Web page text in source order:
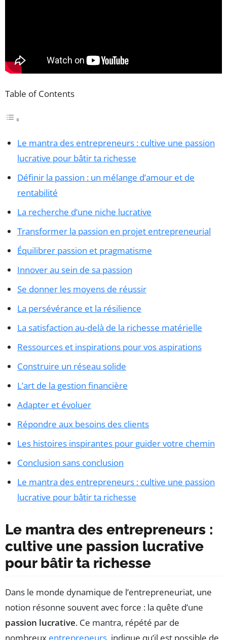
Table of Contents
Le mantra des entrepreneurs : cultive une passion
lucrative pour bâtir ta richesse
Définir la passion : un mélange d’amour et de
rentabilité
La recherche d’une niche lucrative
Transformer la passion en projet entrepreneurial
Équilibrer passion et pragmatisme
Innover au sein de sa passion
Se donner les moyens de réussir
La persévérance et la résilience
La satisfaction au-delà de la richesse matérielle
Ressources et inspirations pour vos aspirations
Construire un réseau solide
L’art de la gestion financière
Adapter et évoluer
Répondre aux besoins des clients
Les histoires inspirantes pour guider votre chemin
Conclusion sans conclusion
Le mantra des entrepreneurs : cultive une passion
lucrative pour bâtir ta richesse
Le mantra des entrepreneurs :
cultive une passion lucrative
pour bâtir ta richesse
Dans le monde dynamique de l’entrepreneuriat, une
notion résonne souvent avec force : la quête d’une
passion lucrative. Ce mantra, répété par de